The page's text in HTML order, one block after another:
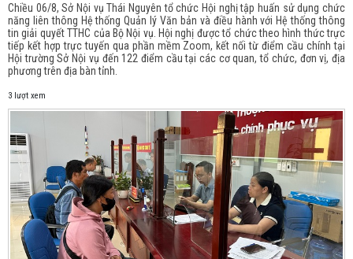
Chiều 06/8, Sở Nội vụ Thái Nguyên tổ chức Hội nghị tập huấn sử dụng chức
năng liên thông Hệ thống Quản lý Văn bản và điều hành với Hệ thống thông
tin giải quyết TTHC của Bộ Nội vụ. Hội nghị được tổ chức theo hình thức trực
tiếp kết hợp trực tuyến qua phần mềm Zoom, kết nối từ điểm cầu chính tại
Hội trường Sở Nội vụ đến 122 điểm cầu tại các cơ quan, tổ chức, đơn vị, địa
phương trên địa bàn tỉnh.
3 lượt xem